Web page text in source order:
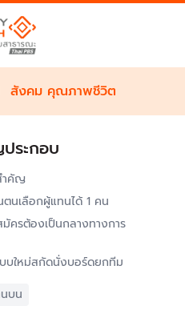
สังคม คุณภาพชีวิต
ระกอบ
ำคัญ
ตนเลือกผู้แทนได้ 1 คน
มัครต้องเป็นกลางทางการ
บใหม่สกัดนั่งบอร์ดยกทีม
บน